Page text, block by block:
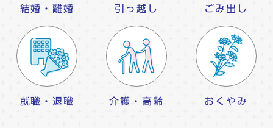
結婚・離婚 引っ越し ごみ出し
就職・退職 介護・高齢 おくやみ